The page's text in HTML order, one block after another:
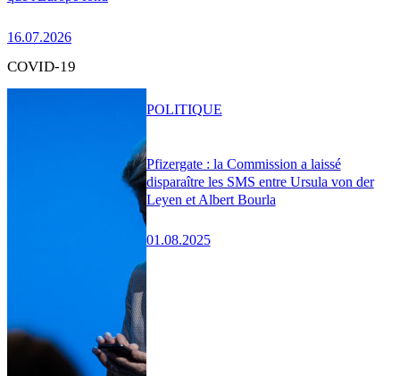
16.07.2026
COVID-19
Pfizergate : la Commission a laissé
disparaître les SMS entre Ursula von der
Leyen et Albert Bourla
01.08.2025
POLITIQUE